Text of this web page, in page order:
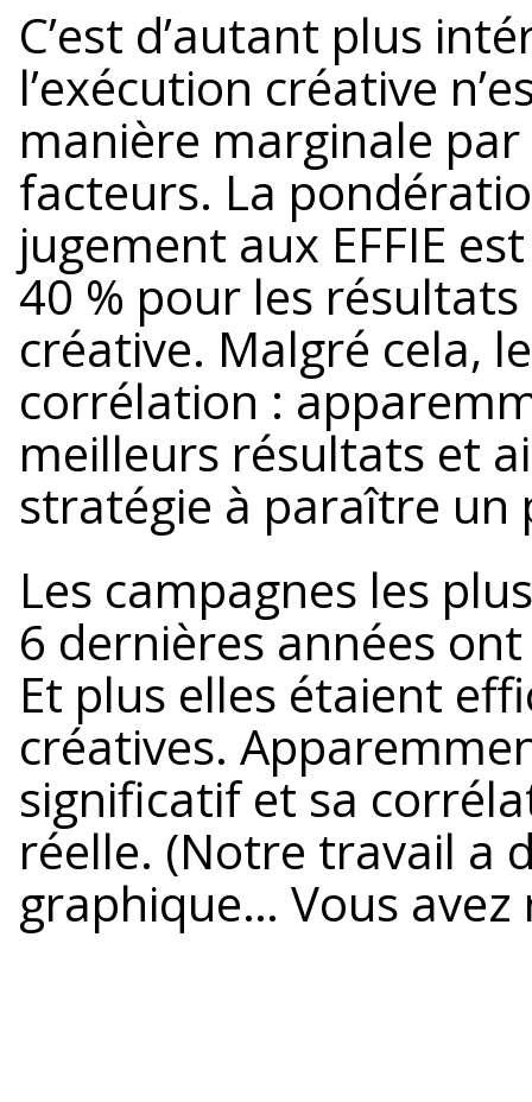
C’est d’autant plus
l’exécution créative
manière marginale
facteurs. La
jugement aux EFFIE
40 % pour les
créative. Malgré cela,
corrélation :
meilleurs résultats et
stratégie à paraître un
Les campagnes les
6 dernières années
Et plus elles étaient
créatives.
significatif et sa
réelle. (Notre travail a
graphique… Vous avez